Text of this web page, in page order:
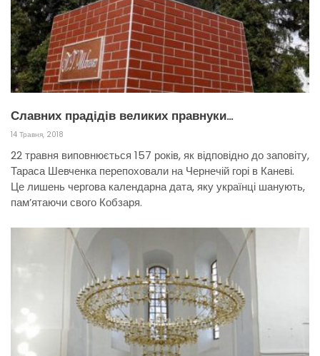
Славних прадідів великих правнуки…
14 Травня, 2018
22 травня виповнюється 157 років, як відповідно до заповіту,
Тараса Шевченка перепоховали на Чернечій горі в Каневі.
Це лишень чергова календарна дата, яку українці шанують,
пам’ятаючи свого Кобзаря.